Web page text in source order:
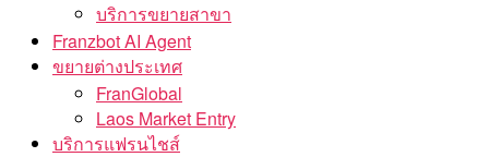
บริการขยายสาขา
Franzbot AI Agent
ขยายต่างประเทศ
FranGlobal
Laos Market Entry
บริการแฟรนไชส์